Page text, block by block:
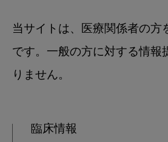
当サイトは、医療関係者の方
です。一般の方に対する情報
りません。
臨床情報